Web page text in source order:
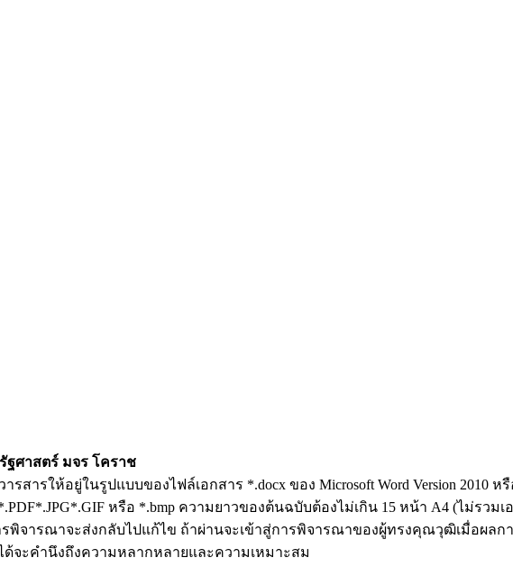
ฐศาสตร์ มจร โคราช
ารให้อยู่ในรูปแบบของไฟล์เอกสาร *.docx ของ Microsoft Word Version
หรือ *.bmp ความยาวของต้นฉบับต้องไม่เกิน 15 หน้า A4 (ไม่รว
พิจารณาจะส่งกลับไปแก้ไข ถ้าผ่านจะเข้าสู่การพิจารณาของผู้ทรงคุณวุฒิเมื่อผลก
จะคำนึงถึงความหลากหลายและความเหมาะสม